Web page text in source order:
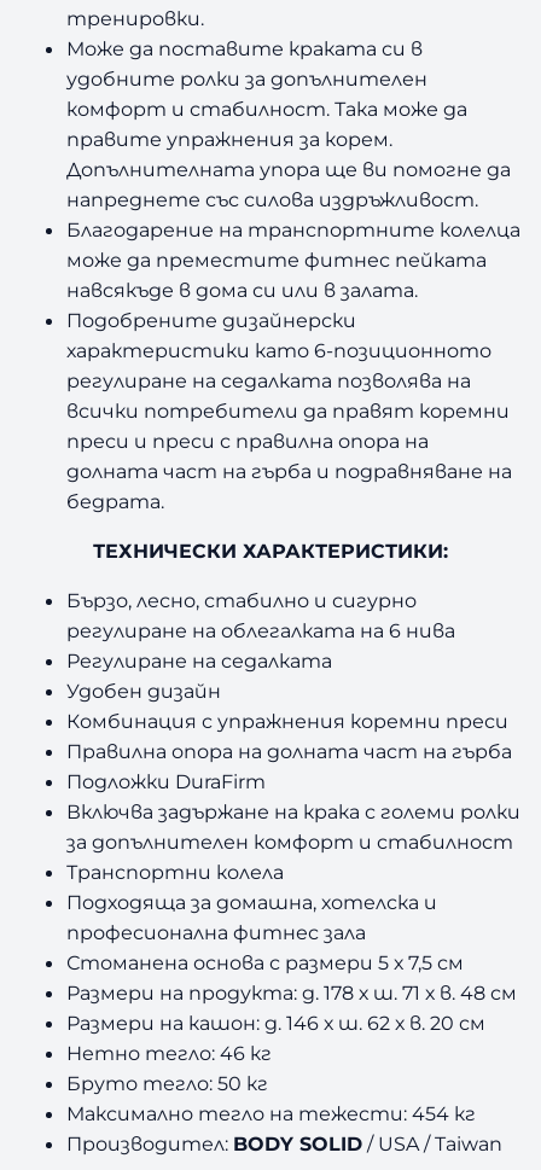
тренировки.
Може да поставите краката си в
удобните ролки за допълнителен
комфорт и стабилност. Така може да
правите упражнения за корем.
Допълнителната упора ще ви помогне да
напреднете със силова издръжливост.
Благодарение на транспортните колелца
може да преместите фитнес пейката
навсякъде в дома си или в залата.
Подобрените дизайнерски
характеристики като 6-позиционното
регулиране на седалката позволява на
всички потребители да правят коремни
преси и преси с правилна опора на
долната част на гърба и подравняване на
бедрата.
ТЕХНИЧЕСКИ ХАРАКТЕРИСТИКИ:
Бързо, лесно, стабилно и сигурно
регулиране на облегалката на 6 нива
Регулиране на седалката
Удобен дизайн
Комбинация с упражнения коремни преси
Правилна опора на долната част на гърба
Подложки DuraFirm
Включва задържане на крака с големи ролки
за допълнителен комфорт и стабилност
Транспортни колела
Подходяща за домашна, хотелска и
професионална фитнес зала
Стоманена основа с размери 5 х 7,5 см
Размери на продукта: д. 178 х ш. 71 х в. 48 см
Размери на кашон: д. 146 х ш. 62 х в. 20 см
Нетно тегло: 46 кг
Бруто тегло: 50 кг
Максимално тегло на тежести: 454 кг
Производител: BODY SOLID / USA / Taiwan